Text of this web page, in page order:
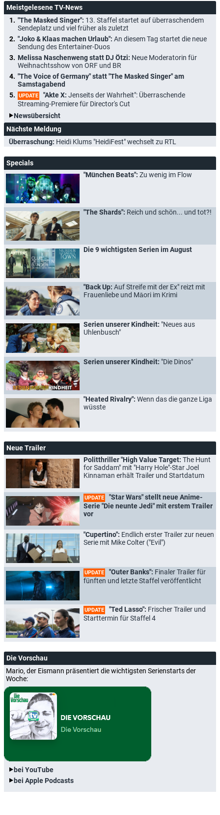
Meistgelesene TV-News
"The Masked Singer": 13. Staffel startet auf überraschendem
Sendeplatz und viel früher als zuletzt
"Joko & Klaas machen Urlaub": An diesem Tag startet die neue
Sendung des Entertainer-Duos
Melissa Naschenweng statt DJ Ötzi: Neue Moderatorin für
Weihnachtsshow von ORF und BR
"The Voice of Germany" statt "The Masked Singer" am
Samstagabend
UPDATE "Akte X: Jenseits der Wahrheit": Überraschende
Streaming-Premiere für Director's Cut
Newsübersicht
Nächste Meldung
Überraschung: Heidi Klums "HeidiFest" wechselt zu RTL
Specials
"München Beats": Zu wenig im Flow
"The Shards": Reich und schön... und tot?!
Die 9 wichtigsten Serien im August
"Back Up: Auf Streife mit der Ex" reizt mit
Frauenliebe und Māori im Krimi
Serien unserer Kindheit: "Neues aus
Uhlenbusch"
Serien unserer Kindheit: "Die Dinos"
"Heated Rivalry": Wenn das die ganze Liga
wüsste
Neue Trailer
Politthriller "High Value Target: The Hunt
for Saddam" mit "Harry Hole"-Star Joel
Kinnaman erhält Trailer und Startdatum
UPDATE
"Star Wars" stellt neue Anime-
Serie "Die neunte Jedi" mit erstem Trailer
vor
"Cupertino": Endlich erster Trailer zur neuen
Serie mit Mike Colter ("Evil")
UPDATE "Outer Banks": Finaler Trailer für
fünften und letzte Staffel veröffentlicht
UPDATE "Ted Lasso": Frischer Trailer und
Starttermin für Staffel 4
Die Vorschau
Mario, der Eismann präsentiert die wichtigsten Serienstarts der
Woche:
bei YouTube
bei Apple Podcasts